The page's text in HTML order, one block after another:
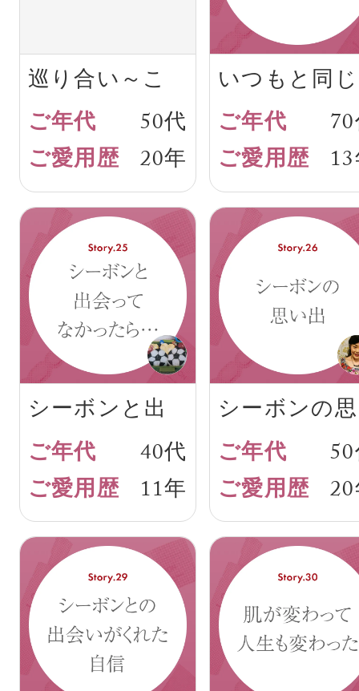
巡り合い～こ
れからも
50代
20年
いつもと同じ
安心感
シーボンと出
会ってなかっ
たら…
40代
11年
シーボンの思
い出